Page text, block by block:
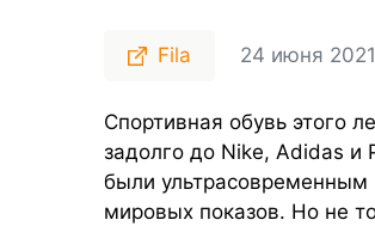
Fila 24 июня 2021
Спортивная обувь этого
задолго до Nike, Adidas и
были
мировых показов. Но не